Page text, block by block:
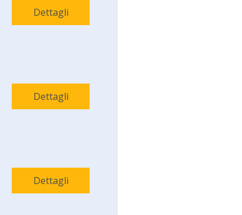
Dettagli
Dettagli
Dettagli